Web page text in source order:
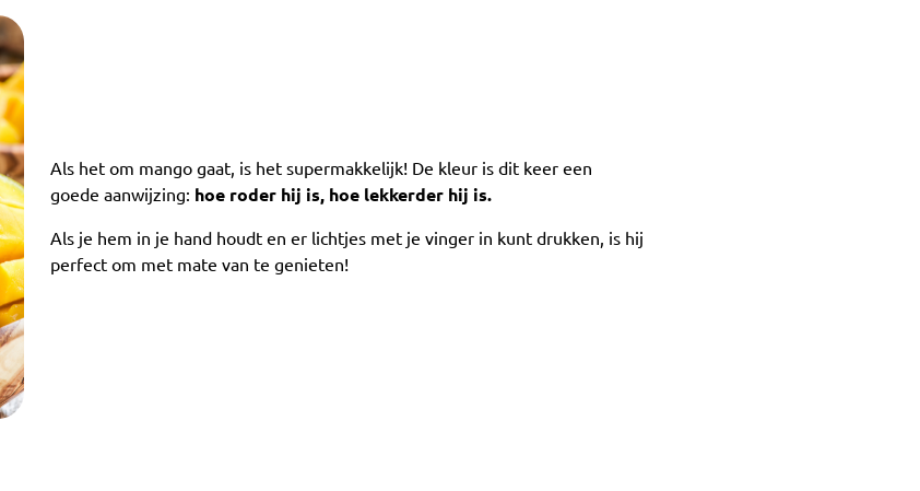
Als het om mango gaat, is het supermakkelijk! De kleur is dit keer een
goede aanwijzing: hoe roder hij is, hoe lekkerder hij is.
Als je hem in je hand houdt en er lichtjes met je vinger in kunt drukken, is hij
perfect om met mate van te genieten!